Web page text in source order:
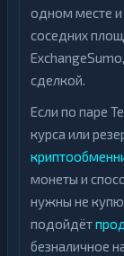
одном месте и
соседних
сделкой.
Если по паре
курса или
монеты и
нужны не
подойдёт
безналичное